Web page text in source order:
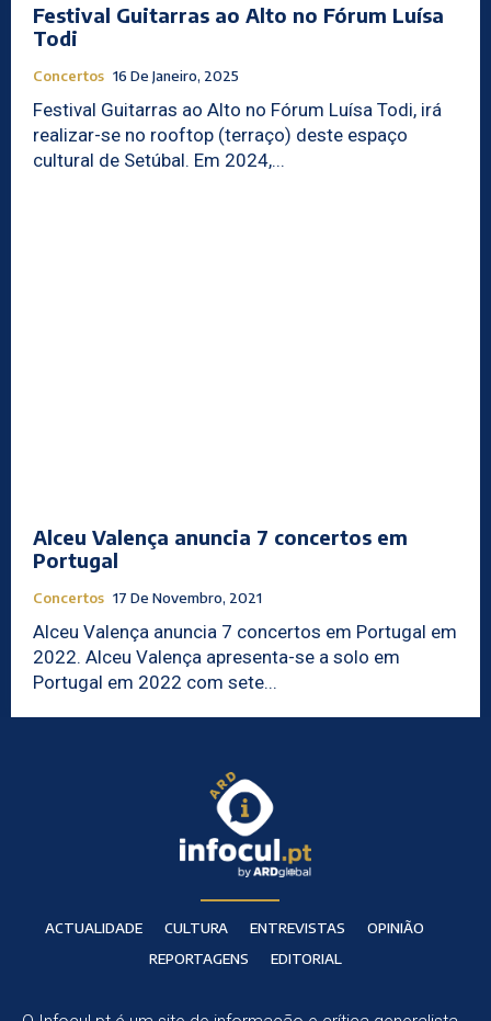
Festival Guitarras ao Alto no Fórum Luísa
Todi
Concertos 16 De Janeiro, 2025
Festival Guitarras ao Alto no Fórum Luísa Todi, irá
realizar-se no rooftop (terraço) deste espaço
cultural de Setúbal. Em 2024,...
Alceu Valença anuncia 7 concertos em
Portugal
Concertos 17 De Novembro, 2021
Alceu Valença anuncia 7 concertos em Portugal em
2022. Alceu Valença apresenta-se a solo em
Portugal em 2022 com sete...
ACTUALIDADE CULTURA ENTREVISTAS
OPINIÃO
REPORTAGENS
EDITORIAL